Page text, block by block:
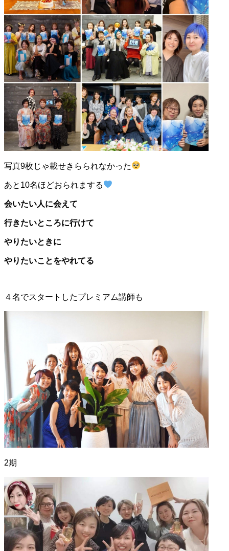
写真9枚じゃ載せきらられなかった
あと10名ほどおられまする
会いたい人に会えて
行きたいところに行けて
やりたいときに
やりたいことをやれてる
４名でスタートしたプレミアム講師も
2期